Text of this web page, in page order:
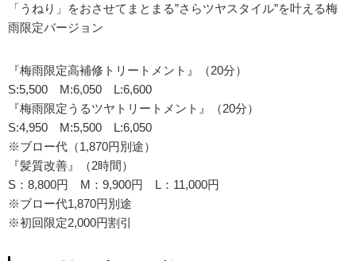
「うねり」をおさせてまとまる”さらツヤスタイル”を叶える梅
雨限定バージョン
『梅雨限定高補修トリートメント』（20分）
S:5,500 M:6,050 L:6,600
『梅雨限定うるツヤトリートメント』（20分）
S:4,950 M:5,500 L:6,050
※ブロー代（1,870円別途）
『髪質改善』（2時間）
S：8,800円 M：9,900円 L：11,000円
※ブロー代1,870円別途
※初回限定2,000円割引